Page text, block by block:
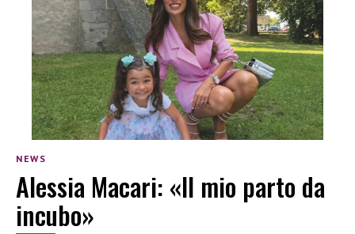
NEWS
Alessia Macari: «Il mio parto da
incubo»